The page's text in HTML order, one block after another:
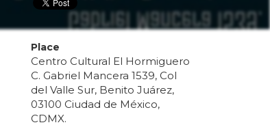
Place
Centro Cultural El Hormiguero
C. Gabriel Mancera 1539, Col
del Valle Sur, Benito Juárez,
03100 Ciudad de México,
CDMX.